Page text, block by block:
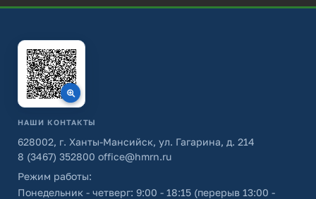
НАШИ КОНТАКТЫ
628002, г. Ханты-Мансийск, ул. Гагарина, д. 214
8 (3467) 352800 office@hmrn.ru
Режим работы:
Понедельник - четверг: 9:00 - 18:15 (перерыв 13:00 -